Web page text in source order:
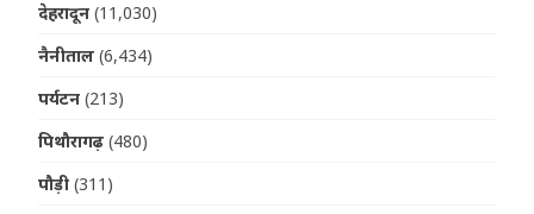
देहरादून (11,030)
नैनीताल (6,434)
पर्यटन (213)
पिथौरागढ़ (480)
पौड़ी (311)